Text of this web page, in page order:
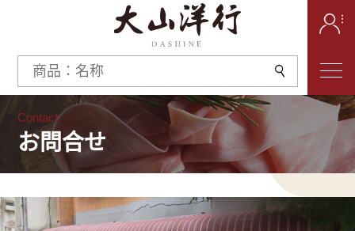
Contact
お問合せ